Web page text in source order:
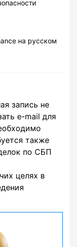
на русском
запись не
e-mail для
также
по СБП
целях в